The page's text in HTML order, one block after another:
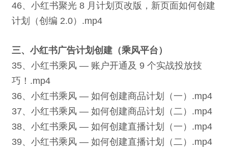
46、小红书聚光 8 月计划页改版，新页面如何创建
计划（创编 2.0）.mp4
三、小红书广告计划创建（乘风平台）
35、小红书乘风 — 账户开通及 9 个实战投放技
巧！.mp4
36、小红书乘风 — 如何创建商品计划（一）.mp4
37、小红书乘风 — 如何创建商品计划（二）.mp4
38、小红书乘风 — 如何创建直播计划（一）.mp4
39、小红书乘风 — 如何创建直播计划（二）.mp4